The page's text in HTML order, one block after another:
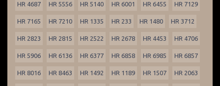
HR 4687 HR 5556 HR 5140 HR 6001 HR 6455 HR 7129
HR 7165 HR 7210 HR 1335 HR 233 HR 1480 HR 3712
HR 2823 HR 2815 HR 2522 HR 2678 HR 4453 HR 4706
HR 5906 HR 6136 HR 6377 HR 6858 HR 6985 HR 6857
HR 8016 HR 8463 HR 1492 HR 1189 HR 1507 HR 2063